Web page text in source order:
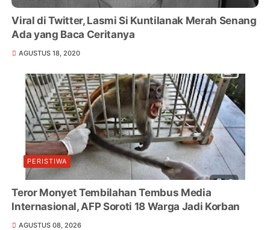
Viral di Twitter, Lasmi Si Kuntilanak Merah Senang
Ada yang Baca Ceritanya
AGUSTUS 18, 2020
PERISTIWA
Teror Monyet Tembilahan Tembus Media
Internasional, AFP Soroti 18 Warga Jadi Korban
AGUSTUS 08, 2026